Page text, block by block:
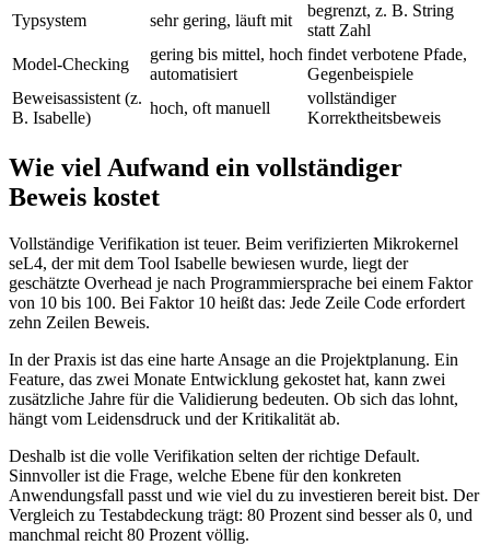
Typsystem
sehr gering, läuft mit
begrenzt, z. B. String
statt Zahl
Model-Checking
gering bis mittel, hoch
automatisiert
findet verbotene Pfade,
Gegenbeispiele
Beweisassistent (z.
B. Isabelle)
hoch, oft manuell
vollständiger
Korrektheitsbeweis
Wie viel Aufwand ein vollständiger
Beweis kostet
Vollständige Verifikation ist teuer. Beim verifizierten Mikrokernel
seL4, der mit dem Tool Isabelle bewiesen wurde, liegt der
geschätzte Overhead je nach Programmiersprache bei einem Faktor
von 10 bis 100. Bei Faktor 10 heißt das: Jede Zeile Code erfordert
zehn Zeilen Beweis.
In der Praxis ist das eine harte Ansage an die Projektplanung. Ein
Feature, das zwei Monate Entwicklung gekostet hat, kann zwei
zusätzliche Jahre für die Validierung bedeuten. Ob sich das lohnt,
hängt vom Leidensdruck und der Kritikalität ab.
Deshalb ist die volle Verifikation selten der richtige Default.
Sinnvoller ist die Frage, welche Ebene für den konkreten
Anwendungsfall passt und wie viel du zu investieren bereit bist. Der
Vergleich zu Testabdeckung trägt: 80 Prozent sind besser als 0, und
manchmal reicht 80 Prozent völlig.